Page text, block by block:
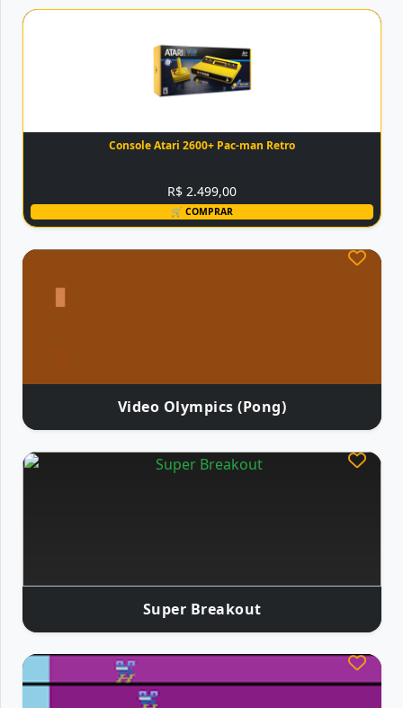
Console Atari 2600+ Pac-man Retro
R$ 2.499,00
🛒 COMPRAR
Video Olympics (Pong)
Super Breakout